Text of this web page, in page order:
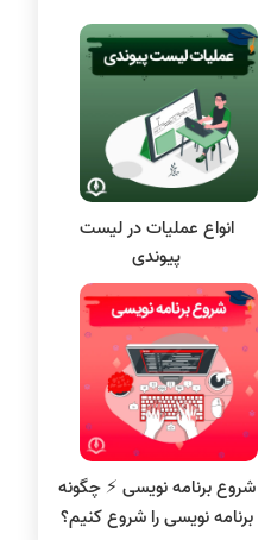
انواع عملیات در لیست
پیوندی
شروع برنامه نویسی ⚡️ چگونه
برنامه نویسی را شروع کنیم؟